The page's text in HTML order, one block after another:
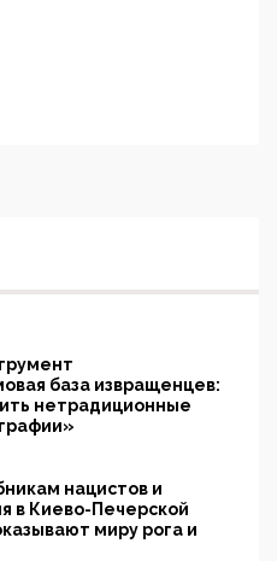
база извращенцев:
нетрадиционные
нацистов и
в Киево-Печерской
миру рога и